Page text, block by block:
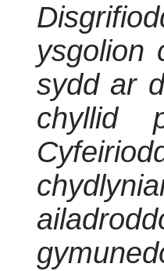
ysgolion
sydd ar
chyllid